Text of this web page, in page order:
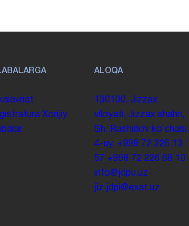
Xorijiy
ALOQA
130100. Jizzax
viloyati, Jizzax shahri,
Sh. Rashidov koʻchasi,
4-uy. +998 72 226 13
57 +998 72 226 68 10
info@jdpu.uz
jiz.jdpi@exat.uz